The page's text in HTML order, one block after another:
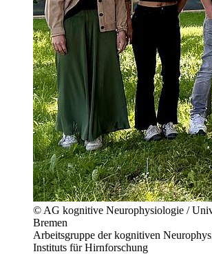
© AG kognitive Neurophysiologie /
Bremen
Arbeitsgruppe der kognitiven
Instituts für Hirnforschung